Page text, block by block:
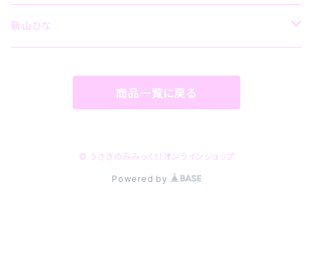
その他
グッズ
CD
新山ひな
商品一覧に戻る
© うさぎのみみっく！！オンラインショップ
Powered by